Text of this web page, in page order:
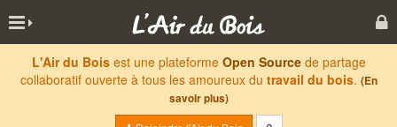
L'Air du Boisest une plateforme Open Sourcede partage
collaboratif ouverte à tous les amoureux du travail du bois. (En
savoir plus)